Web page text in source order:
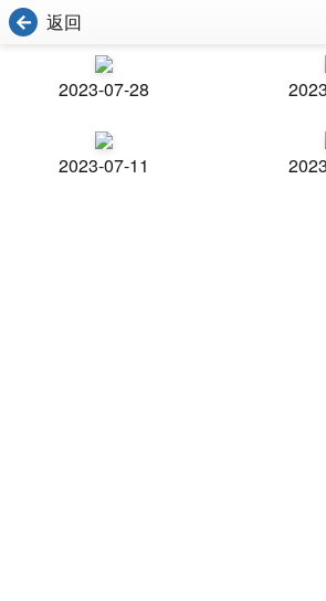
返回
2023-07-28
2023-07-11